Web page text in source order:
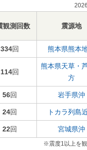
観測回数 震源地
334回 熊本県熊本
114回
熊本県天草・
方
56回 岩手県沖
24回 トカラ列島
22回 宮城県沖
※震度1以上を